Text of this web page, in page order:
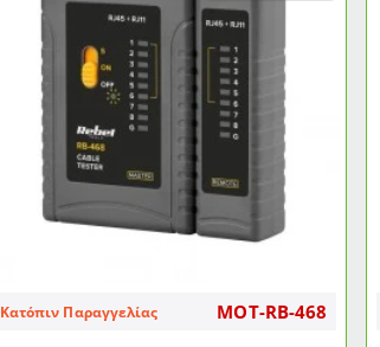
σχεδιασμό
Κατόπιν Παραγγελίας MOT-RB-468